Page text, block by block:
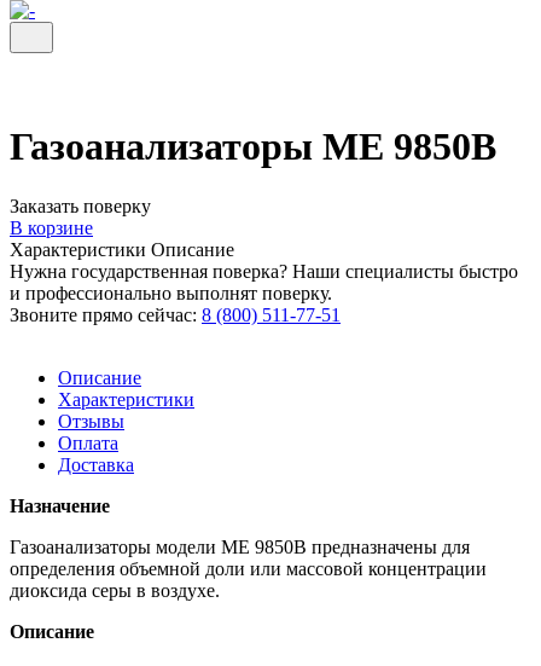
Газоанализаторы ME 9850B
Заказать поверку
В корзине
Характеристики Описание
Нужна государственная поверка? Наши специалисты быстро
и профессионально выполнят поверку.
Звоните прямо сейчас: 8 (800) 511-77-51
Описание
Характеристики
Отзывы
Оплата
Доставка
Назначение
Газоанализаторы модели МЕ 9850В предназначены для
определения объемной доли или массовой концентрации
диоксида серы в воздухе.
Описание